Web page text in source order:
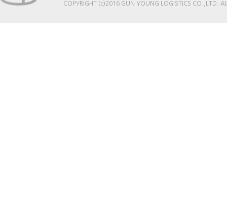
COPYRIGHT (c)2016 GUN YOUNG LOGISTICS CO.,LTD.